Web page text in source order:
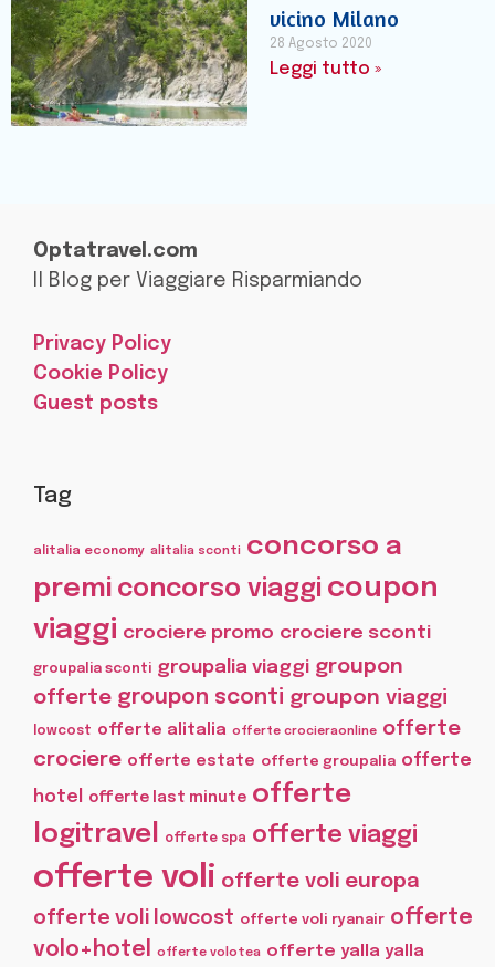
vicino Milano
28 Agosto 2020
Leggi tutto »
Optatravel.com
Il Blog per Viaggiare Risparmiando
Privacy Policy
Cookie Policy
Guest posts
Tag
alitalia economy alitalia sconti concorso a
premi concorso viaggi coupon
viaggi crociere promo crociere sconti
groupalia sconti groupalia viaggi groupon
offerte groupon sconti groupon viaggi
lowcost offerte alitalia offerte crocieraonline offerte
crociere offerte estate offerte groupalia offerte
hotel
offerte last minute offerte
logitravel
offerte spa offerte viaggi
offerte voli offerte voli europa
offerte voli lowcost offerte voli ryanair offerte
volo+hotel
offerte volotea offerte yalla yalla